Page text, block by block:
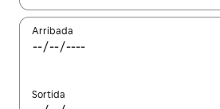
Arribada
Sortida